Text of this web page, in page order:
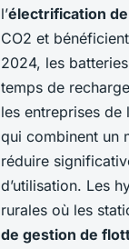
l’électrification
CO2 et
2024, les
temps de
les entreprises
qui combinent un
réduire
d’utilisation. Les
rurales où les
de gestion de